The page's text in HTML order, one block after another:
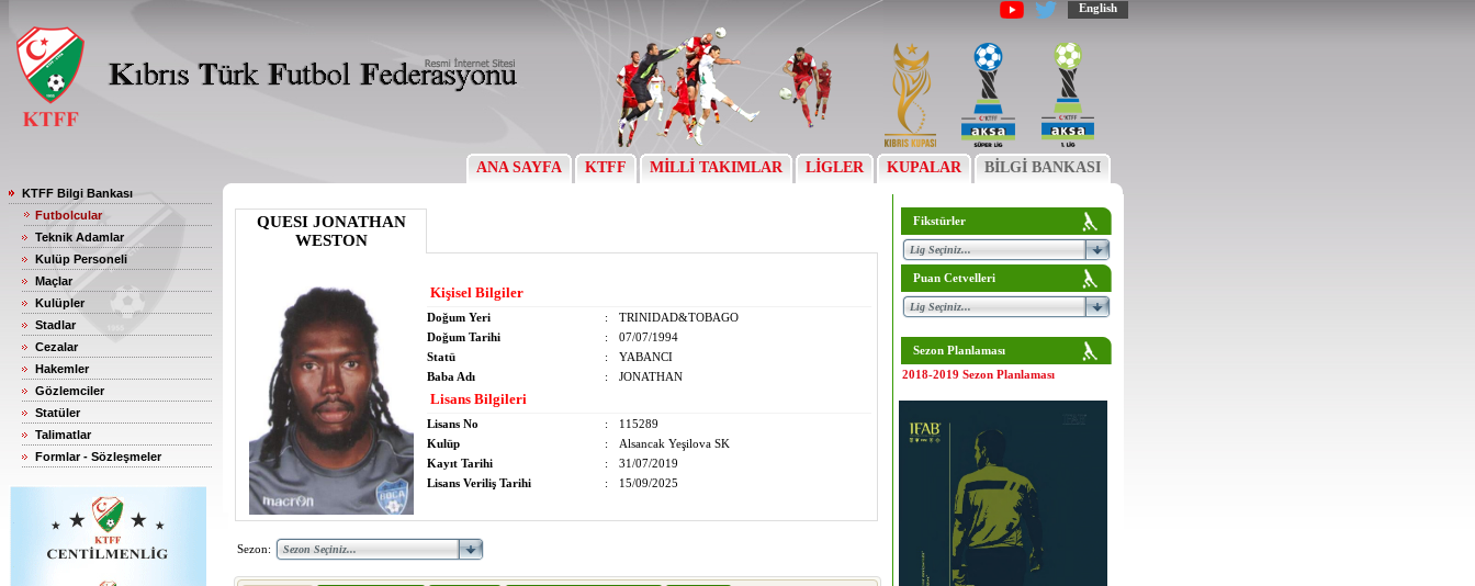
English
ANA SAYFA KTFF MİLLİ TAKIMLAR LİGLER KUPALAR BİLGİ BANKASI
KTFF Bilgi Bankası
Futbolcular
Teknik Adamlar
Kulüp Personeli
Maçlar
Kulüpler
Stadlar
Cezalar
Hakemler
Gözlemciler
Statüler
Talimatlar
Formlar - Sözleşmeler
QUESI JONATHAN
WESTON
Kişisel Bilgiler
Doğum Yeri :
TRINIDAD&TOBAGO
Doğum Tarihi
:
07/07/1994
Statü
:
YABANCI
Baba Adı
: JONATHAN
Lisans Bilgileri
Lisans No :
115289
Kulüp
:
Alsancak Yeşilova SK
Kayıt Tarihi
:
31/07/2019
Lisans Veriliş Tarihi
: 15/09/2025
Sezon:
Fikstürler
Puan Cetvelleri
Sezon Planlaması
2018-2019 Sezon Planlaması